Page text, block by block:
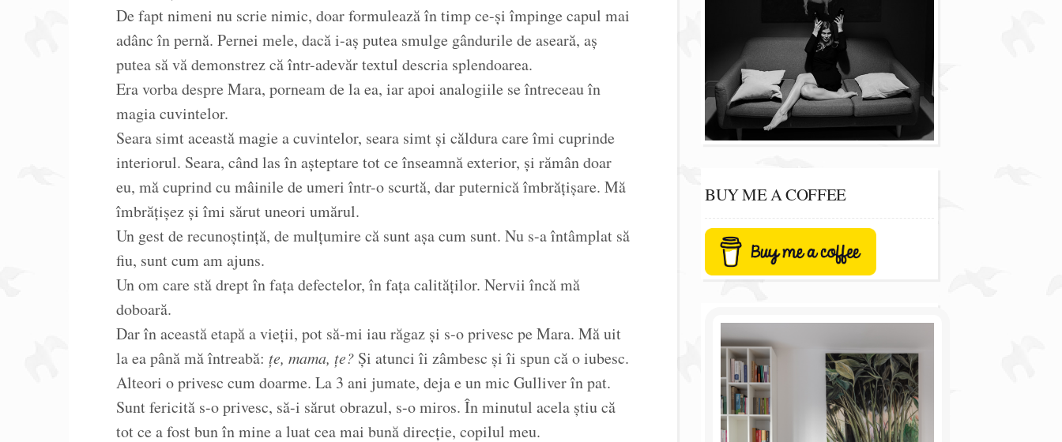
De fapt nimeni nu scrie nimic, doar formulează în timp ce-și împinge capul mai
adânc în pernă. Pernei mele, dacă i-aș putea smulge gândurile de aseară, aș
putea să vă demonstrez că într-adevăr textul descria splendoarea.
Era vorba despre Mara, porneam de la ea, iar apoi analogiile se întreceau în
magia cuvintelor.
Seara simt această magie a cuvintelor, seara simt și căldura care îmi cuprinde
interiorul. Seara, când las în așteptare tot ce înseamnă exterior, și rămân doar
eu, mă cuprind cu mâinile de umeri într-o scurtă, dar puternică îmbrățișare. Mă
îmbrățișez și îmi sărut uneori umărul.
Un gest de recunoștință, de mulțumire că sunt așa cum sunt. Nu s-a întâmplat să
fiu, sunt cum am ajuns.
Un om care stă drept în fața defectelor, în fața calităților. Nervii încă mă
doboară.
Dar în această etapă a vieții, pot să-mi iau răgaz și s-o privesc pe Mara. Mă uit
la ea până mă întreabă: țe, mama, țe? Și atunci îi zâmbesc și îi spun că o iubesc.
Alteori o privesc cum doarme. La 3 ani jumate, deja e un mic Gulliver în pat.
Sunt fericită s-o privesc, să-i sărut obrazul, s-o miros. În minutul acela știu că
tot ce a fost bun în mine a luat cea mai bună direcție, copilul meu.
BUY ME A COFFEE